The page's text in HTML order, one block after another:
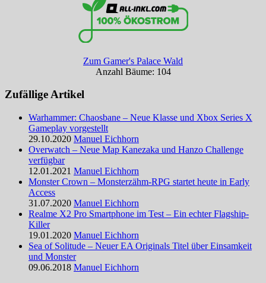
Zum Gamer's Palace Wald
Anzahl Bäume: 104
Zufällige Artikel
Warhammer: Chaosbane – Neue Klasse und Xbox Series X
Gameplay vorgestellt
29.10.2020 Manuel Eichhorn
Overwatch – Neue Map Kanezaka und Hanzo Challenge
verfügbar
12.01.2021 Manuel Eichhorn
Monster Crown – Monsterzähm-RPG startet heute in Early
Access
31.07.2020 Manuel Eichhorn
Realme X2 Pro Smartphone im Test – Ein echter Flagship-
Killer
19.01.2020 Manuel Eichhorn
Sea of Solitude – Neuer EA Originals Titel über Einsamkeit
und Monster
09.06.2018 Manuel Eichhorn